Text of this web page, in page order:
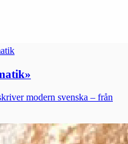
»
modern svenska – från